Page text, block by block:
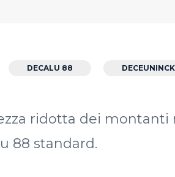
DECALU 88 DECEUNINCK
ridotta dei
88 standard.